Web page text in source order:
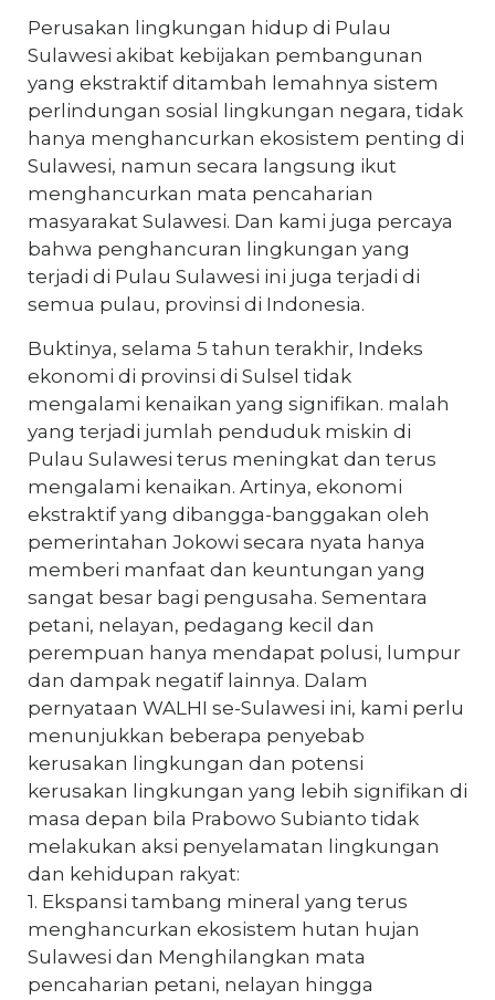
Perusakan lingkungan hidup di Pulau
Sulawesi akibat kebijakan pembangunan
yang ekstraktif ditambah lemahnya sistem
perlindungan sosial lingkungan negara, tidak
hanya menghancurkan ekosistem penting di
Sulawesi, namun secara langsung ikut
menghancurkan mata pencaharian
masyarakat Sulawesi. Dan kami juga percaya
bahwa penghancuran lingkungan yang
terjadi di Pulau Sulawesi ini juga terjadi di
semua pulau, provinsi di Indonesia.
Buktinya, selama 5 tahun terakhir, Indeks
ekonomi di provinsi di Sulsel tidak
mengalami kenaikan yang signifikan. malah
yang terjadi jumlah penduduk miskin di
Pulau Sulawesi terus meningkat dan terus
mengalami kenaikan. Artinya, ekonomi
ekstraktif yang dibangga-banggakan oleh
pemerintahan Jokowi secara nyata hanya
memberi manfaat dan keuntungan yang
sangat besar bagi pengusaha. Sementara
petani, nelayan, pedagang kecil dan
perempuan hanya mendapat polusi, lumpur
dan dampak negatif lainnya. Dalam
pernyataan WALHI se-Sulawesi ini, kami perlu
menunjukkan beberapa penyebab
kerusakan lingkungan dan potensi
kerusakan lingkungan yang lebih signifikan di
masa depan bila Prabowo Subianto tidak
melakukan aksi penyelamatan lingkungan
dan kehidupan rakyat:
1. Ekspansi tambang mineral yang terus
menghancurkan ekosistem hutan hujan
Sulawesi dan Menghilangkan mata
pencaharian petani, nelayan hingga